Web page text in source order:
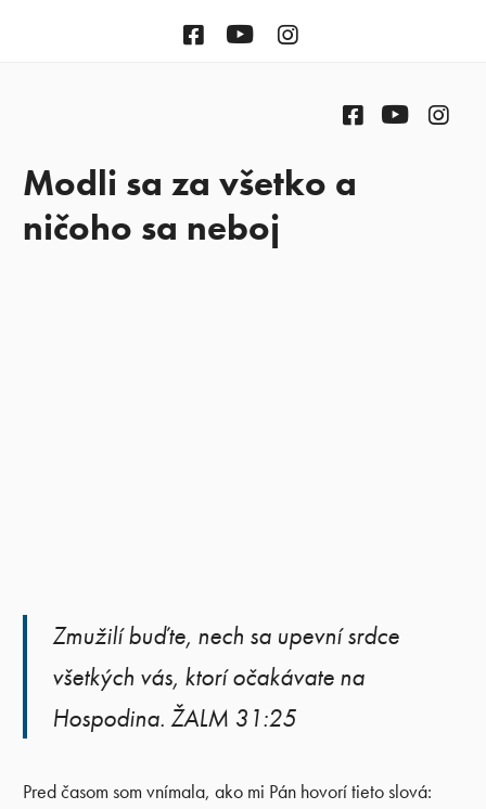
FacebookYouTube
Facebook
YouTube
Modli sa za všetko a
ničoho sa neboj
Zmužilí buďte, nech sa upevní srdce
všetkých vás, ktorí očakávate na
Hospodina. ŽALM 31:25
Pred časom som vnímala, ako mi Pán hovorí tieto slová: